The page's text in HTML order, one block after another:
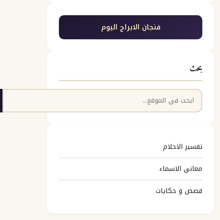
فنجان الابراج اليوم
بحث
البحث
تفسير الاحلام
معاني الاسماء
قصص و حكايات